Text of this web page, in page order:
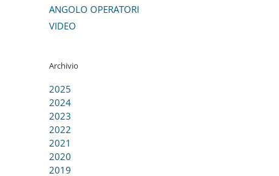
ANGOLO OPERATORI
VIDEO
Archivio
2025
2024
2023
2022
2021
2020
2019